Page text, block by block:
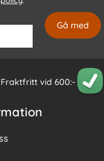
Fraktfritt vid 600:-